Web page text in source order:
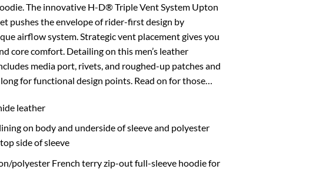
The innovative H-D® Triple Vent System Upton
pushes the envelope of rider-first design by
airflow system. Strategic vent placement gives you
core comfort. Detailing on this men’s leather
media port, rivets, and roughed-up patches and
for functional design points. Read on for those…
leather
on body and underside of sleeve and polyester
side of sleeve
polyester French terry zip-out full-sleeve hoodie for